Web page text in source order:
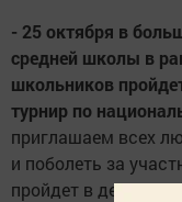
- 25 октября в
средней школы в
школьников
турнир по
приглашаем всех
и поболеть за
пройдет в девять